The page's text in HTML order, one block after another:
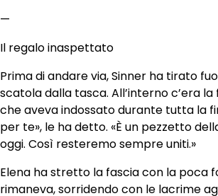
—
Il regalo inaspettato
Prima di andare via, Sinner ha tirato
scatola dalla tasca. All’interno c’era
che aveva indossato durante tutta la
per te», le ha detto. «È un pezzetto
oggi. Così resteremo sempre uniti.»
Elena ha stretto la fascia con la poca
rimaneva, sorridendo con le lacrime